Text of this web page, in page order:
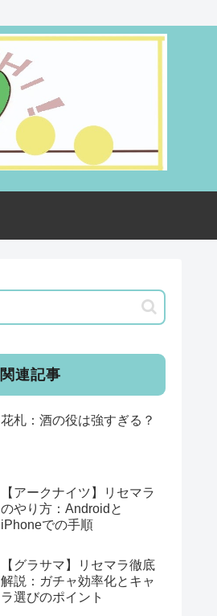
関連記事
花札：酒の役は強すぎる？
【アークナイツ】リセマラ
のやり方：Androidと
iPhoneでの手順
【グラサマ】リセマラ徹底
解説：ガチャ効率化とキャ
ラ選びのポイント